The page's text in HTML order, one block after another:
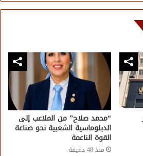
“محمد صلاح” من الملاعب إلى
الدبلوماسية الشعبية نحو صناعة
القوة الناعمة
منذ 48 دقيقة